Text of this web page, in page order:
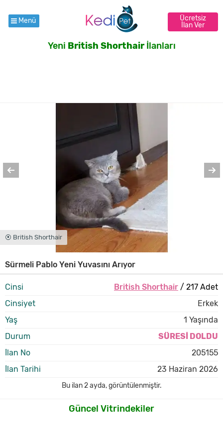
Menü
Ücretsiz
İlan Ver
Yeni British Shorthairİlanları
⦿ British Shorthair
Sürmeli Pablo Yeni Yuvasını Arıyor
Cinsi British Shorthair/ 217 Adet
Cinsiyet
Erkek
Yaş
1 Yaşında
Durum
SÜRESİ DOLDU
İlan No
205155
İlan Tarihi
23 Haziran 2026
Bu ilan2 ayda,görüntülenmiştir.
Güncel Vitrindekiler